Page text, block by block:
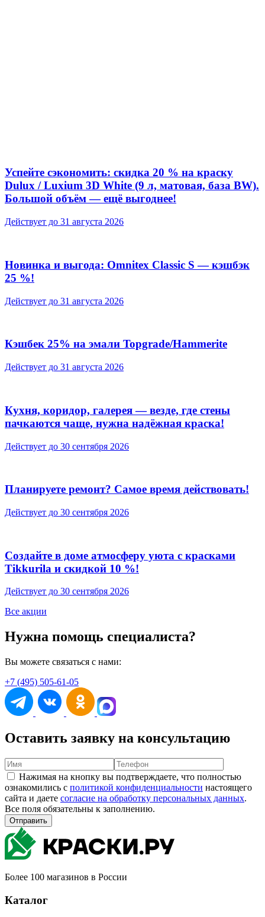
Успейте сэкономить: скидка 20 % на краску
Dulux / Luxium 3D White (9 л, матовая, база BW).
Большой объём — ещё выгоднее!
Действует до 31 августа 2026
Новинка и выгода: Omnitex Classic S — кэшбэк
25 %!
Действует до 31 августа 2026
Кэшбек 25% на эмали Topgrade/Hammerite
Действует до 31 августа 2026
Кухня, коридор, галерея — везде, где стены
пачкаются чаще, нужна надёжная краска!
Действует до 30 сентября 2026
Планируете ремонт? Самое время действовать!
Действует до 30 сентября 2026
Создайте в доме атмосферу уюта с красками
Tikkurila и скидкой 10 %!
Действует до 30 сентября 2026
Все акции
Нужна помощь специалиста?
Вы можете связаться с нами:
+7 (495) 505-61-05
Оставить заявку на консультацию
Нажимая на кнопку вы подтверждаете, что полностью
ознакомились с политикой конфиденциальности настоящего
сайта и даете согласие на обработку персональных данных.
Все поля обязательны к заполнению.
Отправить
Более 100 магазинов в России
Каталог